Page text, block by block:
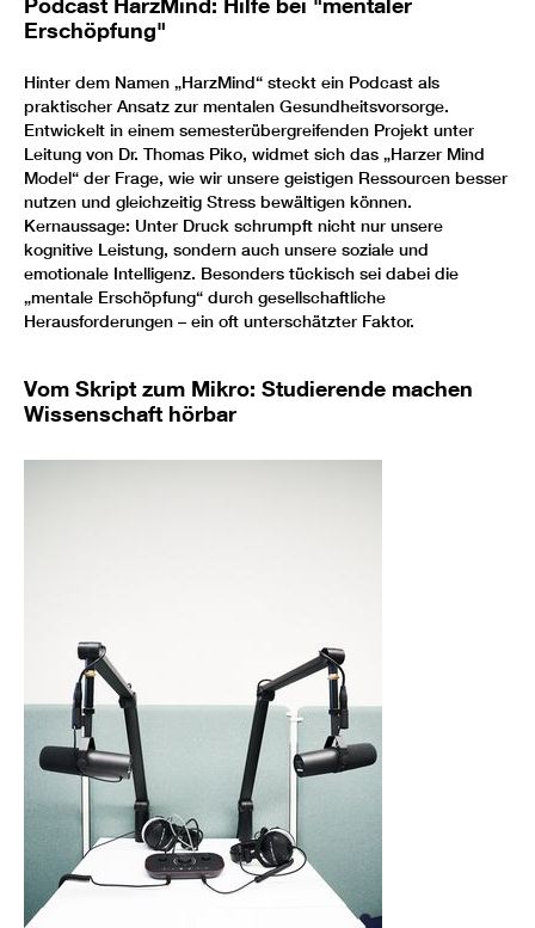
Erschöpfung"
Hinter dem Namen „HarzMind“ steckt ein Podcast als
praktischer Ansatz zur mentalen Gesundheitsvorsorge.
Entwickelt in einem semesterübergreifenden Projekt unter
Leitung von Dr. Thomas Piko, widmet sich das „Harzer Mind
Model“ der Frage, wie wir unsere geistigen Ressourcen besser
nutzen und gleichzeitig Stress bewältigen können.
Kernaussage: Unter Druck schrumpft nicht nur unsere
kognitive Leistung, sondern auch unsere soziale und
emotionale Intelligenz. Besonders tückisch sei dabei die
„mentale Erschöpfung“ durch gesellschaftliche
Herausforderungen – ein oft unterschätzter Faktor.
Vom Skript zum Mikro: Studierende machen
Wissenschaft hörbar